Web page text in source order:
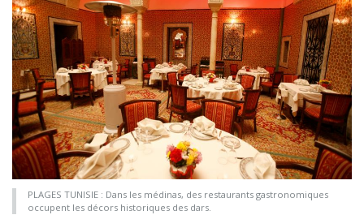
PLAGES TUNISIE : Dans les médinas, des restaurants gastronomiques
occupent les décors historiques des dars.